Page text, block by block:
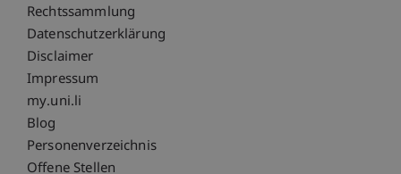
Fußzeile Rechtliche Hinweise
Rechtssammlung
Datenschutzerklärung
Disclaimer
Impressum
Fußzeile Subdomain-Verzeichnis
my.uni.li
Blog
Personenverzeichnis
Offene Stellen